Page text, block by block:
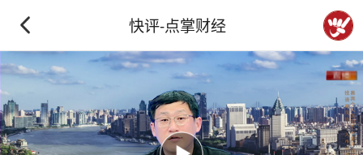
快评-点掌财经